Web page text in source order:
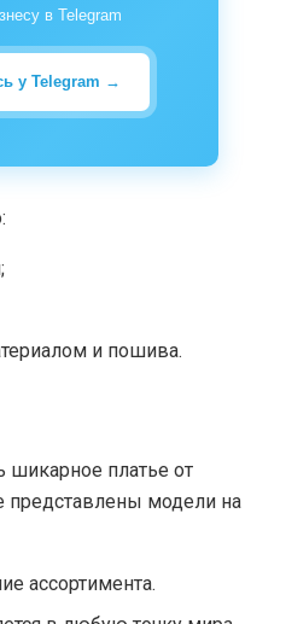
в Telegram
у Telegram →
и пошива.
шикарное платье от
представлены модели на
ассортимента.